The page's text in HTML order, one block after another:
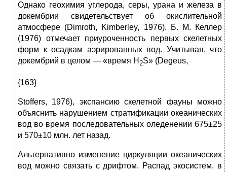
Однако геохимия углерода, серы, урана и железа в
докембрии свидетельствует об окислительной
атмосфере (Dimroth, Kimberley, 1976). Б. М. Келлер
(1976) отмечает приуроченность первых скелетных
форм к осадкам аэрированных вод. Учитывая, что
докембрий в целом — «время H 2S» (Degeus,
{163}
Stoffers, 1976), экспансию скелетной фауны можно
объяснить нарушением стратификации океанических
вод во время последовательных оледенении 675±25
и 570±10 млн. лет назад.
Альтернативно изменение циркуляции океанических
вод можно связать с дрифтом. Распад экосистем, в